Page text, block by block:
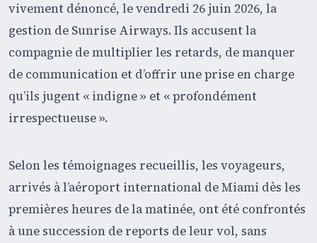
vivement dénoncé, le vendredi 26 juin 2026, la
gestion de Sunrise Airways. Ils accusent la
compagnie de multiplier les retards, de manquer
de communication et d’offrir une prise en charge
qu’ils jugent « indigne » et « profondément
irrespectueuse ».
Selon les témoignages recueillis, les voyageurs,
arrivés à l’aéroport international de Miami dès les
premières heures de la matinée, ont été confrontés
à une succession de reports de leur vol, sans